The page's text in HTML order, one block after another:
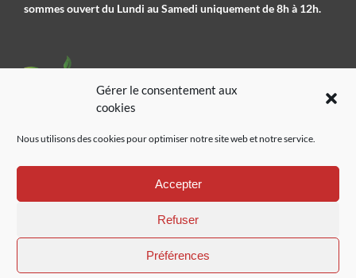
Gérer le consentement aux
cookies
Nous utilisons des cookies pour optimiser notre site web et notre service.
Accepter
Refuser
Préférences
sommes ouvert du Lundi au Samedi uniquement de 8h à 12h.
02 41 78 09 01
Pépinières de l’authion |Mentions légales